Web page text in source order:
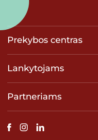
Prekybos centras
Lankytojams
Partneriams